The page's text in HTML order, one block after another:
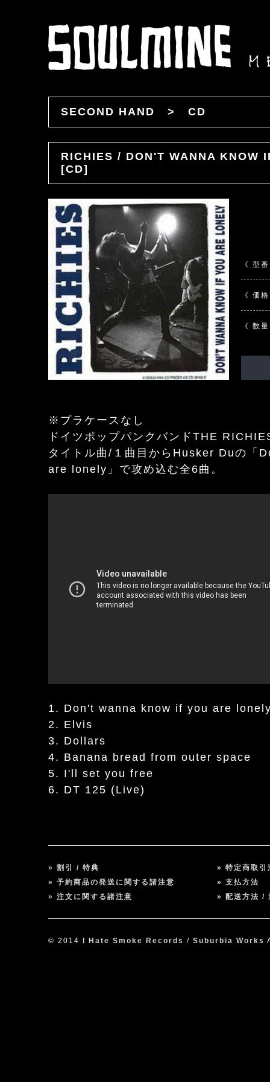
SECOND HAND > CD
RICHIES / DON'T WANNA KNOW
[CD]
《 型
《 価
《 数
※プラケースなし
ドイツポップパンクバンドTHE
タイトル曲/１曲目からHusker Duの
are lonely」で攻め込む全6曲。
1. Don't wanna know if you are
2. Elvis
3. Dollars
4. Banana bread from outer space
5. I'll set you free
6. DT 125 (Live)
» 割引 / 特典
» 予約商品の発送に関する諸注意
» 注文に関する諸注意
» 特定商取引
» 支払方法
» 配送方法 /
© 2014 I Hate Smoke Records / Suburbia Works